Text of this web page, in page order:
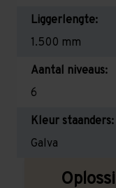
Liggerlengte:
1.500 mm
Aantal niveaus:
6
Kleur staanders:
Galva